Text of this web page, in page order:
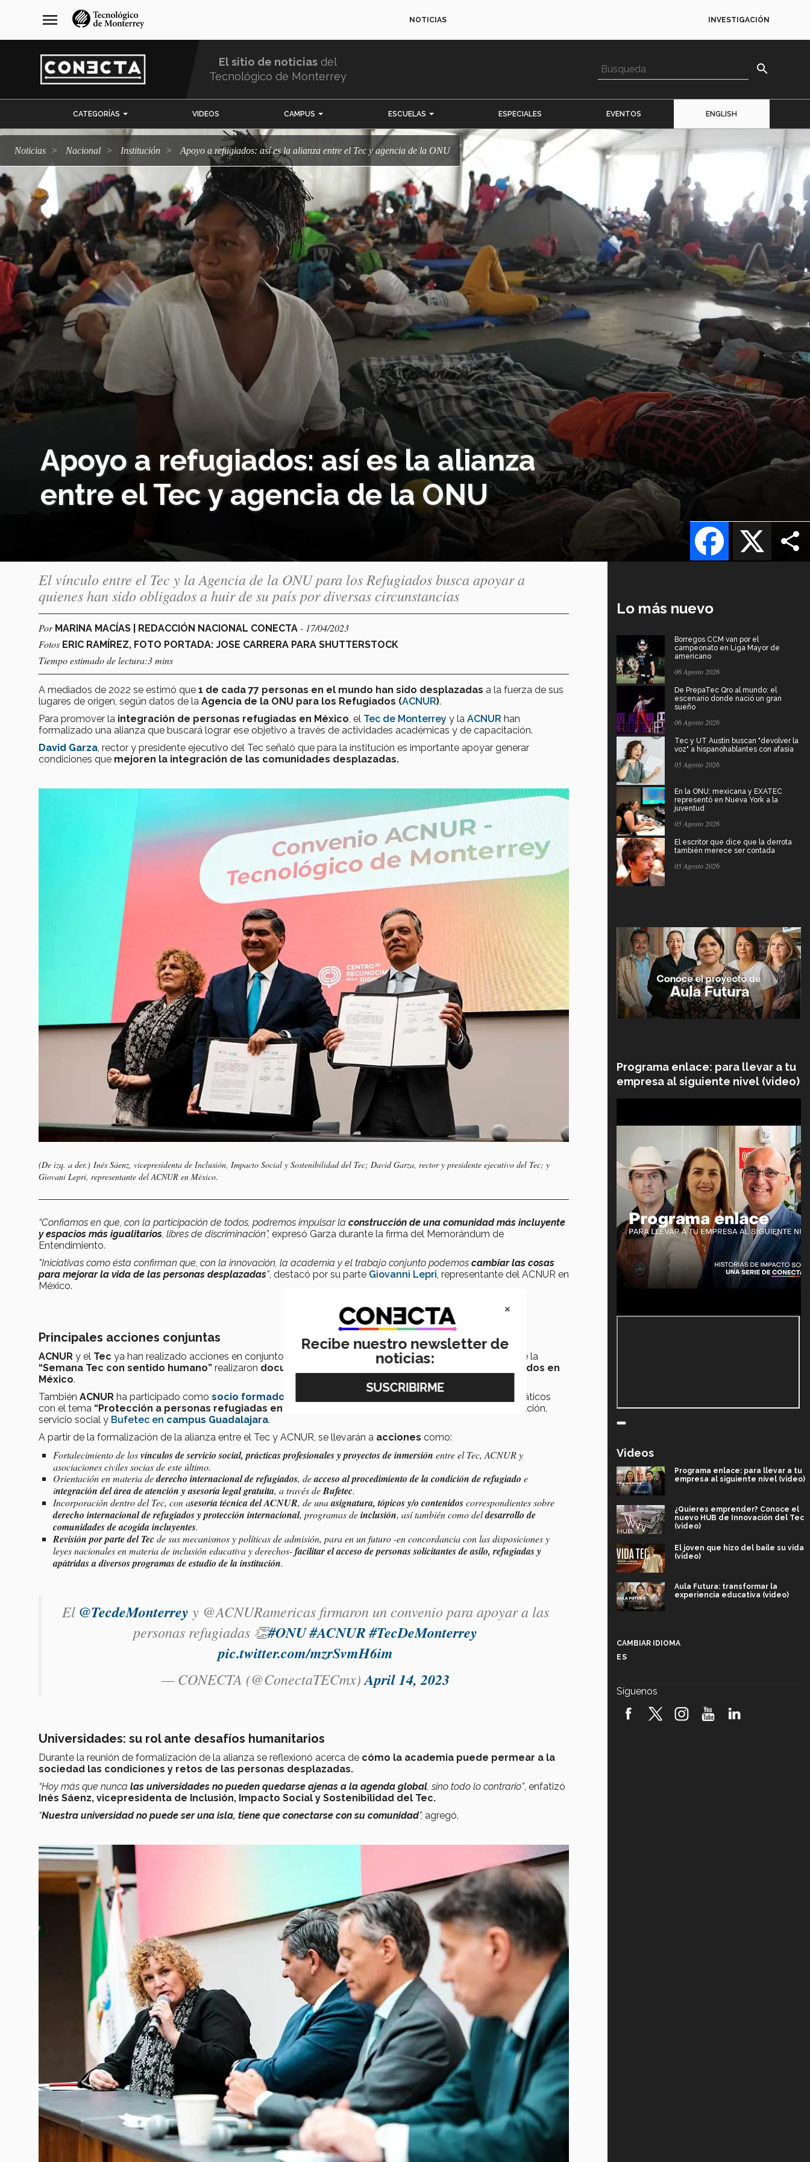
navegación
principal
menu NOTICIAS INVESTIGACIÓN
El sitio de noticias del
Tecnológico de Monterrey
search
CATEGORÍAS VIDEOS CAMPUS ESCUELAS ESPECIALES EVENTOS ENGLISH
Noticias Nacional Institución Apoyo a refugiados: así es la alianza entre el Tec y agencia de la ONU
Apoyo a refugiados: así es la alianza
entre el Tec y agencia de la ONU
X
Facebook
El vínculo entre el Tec y la Agencia de la ONU para los Refugiados busca apoyar a
quienes han sido obligados a huir de su país por diversas circunstancias
Por MARINA MACÍAS | REDACCIÓN NACIONAL CONECTA - 17/04/2023
Fotos ERIC RAMÍREZ, FOTO PORTADA: JOSE CARRERA PARA SHUTTERSTOCK
Tiempo estimado de lectura:3 mins
A mediados de 2022 se estimó que 1 de cada 77 personas en el mundo han sido desplazadas a la fuerza de sus
lugares de origen, según datos de la Agencia de la ONU para los Refugiados (ACNUR).
Para promover la integración de personas refugiadas en México , el Tec de Monterrey y la ACNUR han
formalizado una alianza que buscará lograr ese objetivo a través de actividades académicas y de capacitación.
David Garza , rector y presidente ejecutivo del Tec señaló que para la institución es importante apoyar generar
condiciones que mejoren la integración de las comunidades desplazadas.
(De izq. a der.) Inés Sáenz, vicepresidenta de Inclusión, Impacto Social y Sostenibilidad del Tec; David Garza, rector y presidente ejecutivo del Tec; y
Giovani Lepri, representante del ACNUR en México.
“Confiamos en que, con la participación de todos, podremos impulsar la construcción de una comunidad más incluyente
y espacios más igualitarios, libres de discriminación”, expresó Garza durante la firma del Memorándum de
Entendimiento.
"Iniciativas como ésta confirman que, con la innovación, la academia y el trabajo conjunto podemos cambiar las cosas
para mejorar la vida de las personas desplazadas”, destacó por su parte Giovanni Lepri, representante del ACNUR en
México.
Principales acciones conjuntas
ACNUR y el Tec ya han realizado acciones en conjunto; alumnos del Tec en 2022, por ejemplo, como parte de la
“Semana Tec con sentido humano” realizaron documentales cortos
historias de refugiados en
México.
También ACNUR ha participado como socio formador
en concentraciones semestrales de estudios diplomáticos
con el tema “Protección a personas refugiadas en Monterrey”
, sesiones de inmersión social y sensibilización,
servicio social y Bufetec en campus Guadalajara.
A partir de la formalización de la alianza entre el Tec y ACNUR, se llevarán a acciones como:
Fortalecimiento de losvínculos de servicio social, prácticas profesionales y proyectos de inmersión entre el Tec, ACNUR y
asociaciones civiles socias de este último.
Orientación en materia dederecho internacional de refugiados, deacceso al procedimiento de la condición de refugiado e
integración del área de atención y asesoría legal gratuita, a través deBufetec.
Incorporación dentro del Tec, con asesoría técnica del ACNUR, de unaasignatura, tópicos y/o contenidoscorrespondientes sobre
derecho internacional de refugiados y protección internacional, programas deinclusión, así también como deldesarrollo de
comunidades de acogida incluyentes.
Revisión por parte del Tecde sus mecanismos y políticas de admisión, para en un futuro -en concordancia con las disposiciones y
leyes nacionales en materia de inclusión educativa y derechos-facilitar el acceso de personas solicitantes de asilo, refugiadas y
apátridas a diversos programas de estudio de la institución.
El @TecdeMonterrey y @ACNURamericas firmaron un convenio para apoyar a las
personas refugiadas 👏#ONU#ACNUR #TecDeMonterrey
pic.twitter.com/mzrSvmH6im
— CONECTA (@ConectaTECmx)April 14, 2023
Universidades: su rol ante desafíos humanitarios
Durante la reunión de formalización de la alianza se reflexionó acerca de cómo la academia puede permear a la
sociedad las condiciones y retos de las personas desplazadas.
“Hoy más que nunca las universidades no pueden quedarse ajenas a la agenda global, sino todo lo contrario”, enfatizó
Inés Sáenz, vicepresidenta de Inclusión, Impacto Social y Sostenibilidad del Tec.
“Nuestra universidad no puede ser una isla, tiene que conectarse con su comunidad”, agregó.
Lo más nuevo
Borregos CCM van por el
campeonato en Liga Mayor de
americano
06 Agosto 2026
De PrepaTec Qro al mundo: el
escenario donde nació un gran
sueño
06 Agosto 2026
Tec y UT Austin buscan "devolver la
voz" a hispanohablantes con afasia
05 Agosto 2026
En la ONU: mexicana y EXATEC
representó en Nueva York a la
juventud
05 Agosto 2026
El escritor que dice que la derrota
también merece ser contada
05 Agosto 2026
Programa enlace: para llevar a tu
empresa al siguiente nivel (video)
Videos
Programa enlace: para llevar a tu
empresa al siguiente nivel (video)
¿Quieres emprender? Conoce el
nuevo HUB de Innovación del Tec
(video)
El joven que hizo del baile su vida
(video)
Aula Futura: transformar la
experiencia educativa (video)
robótica FIRST 2026! (video)
CAMBIAR IDIOMA
ES
Síguenos
×
Recibe nuestro newsletter de
noticias: